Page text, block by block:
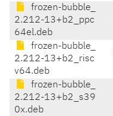
frozen-bubble_
2.212-13+b2_ppc
64el.deb
frozen-bubble_
2.212-13+b2_risc
v64.deb
frozen-bubble_
2.212-13+b2_s39
0x.deb